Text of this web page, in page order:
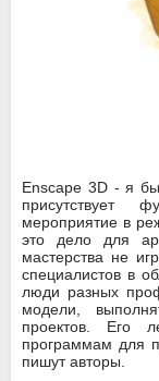
Enscape 3D - я
присутствует
мероприятие в
это дело для
мастерства не
специалистов в
люди разных
модели,
проектов. Его
программам для
пишут авторы.